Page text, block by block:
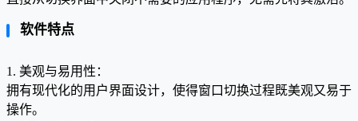
软件特点
1. 美观与易用性：
拥有现代化的用户界面设计，使得窗口切换过程既美观又易于
操作。